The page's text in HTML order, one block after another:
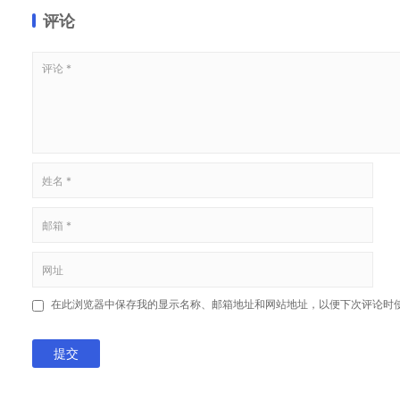
评论
在此浏览器中保存我的显示名称、邮箱地址和网站地址，以便下次评论时
提交